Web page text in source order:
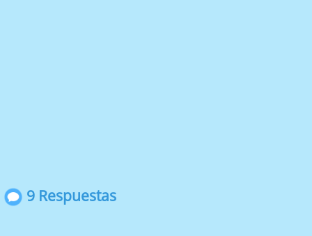
9 Respuestas